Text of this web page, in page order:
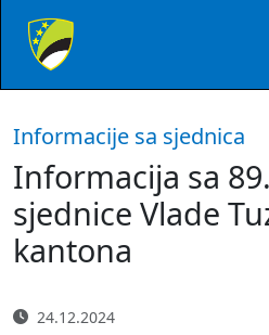
Informacije sa sjednica
Informacija sa
sjednice Vlade
kantona
24.12.2024